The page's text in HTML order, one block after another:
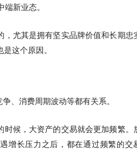
新业态。
尤其是拥有坚实品牌价值和长期忠
这个原因。
、消费周期波动等都有关系。
时候，大资产的交易就会更加频繁。
增长压力之后，都在通过频繁的交